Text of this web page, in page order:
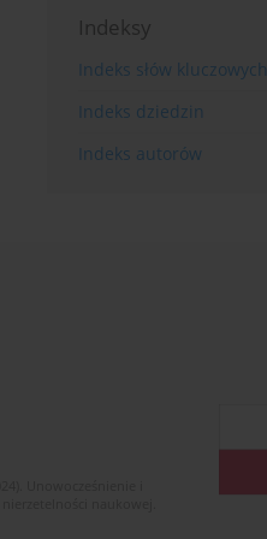
Indeksy
Indeks słów kluczowych
Indeks dziedzin
Indeks autorów